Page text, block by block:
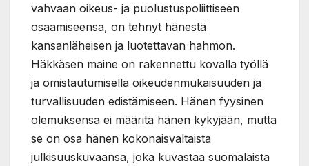
vahvaan oikeus- ja puolustuspoliittiseen
osaamiseensa, on tehnyt hänestä
kansanläheisen ja luotettavan hahmon.
Häkkäsen maine on rakennettu kovalla työllä
ja omistautumisella oikeudenmukaisuuden ja
turvallisuuden edistämiseen. Hänen fyysinen
olemuksensa ei määritä hänen kykyjään, mutta
se on osa hänen kokonaisvaltaista
julkisuuskuvaansa, joka kuvastaa suomalaista